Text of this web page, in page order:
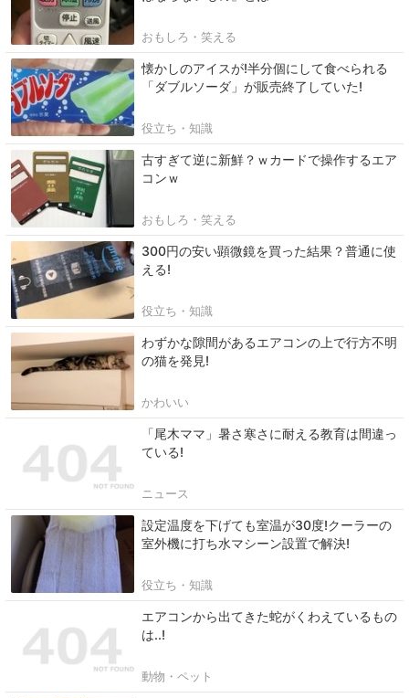
おもしろ・笑える
懐かしのアイスが!半分個にして食べられる
「ダブルソーダ」が販売終了していた!
役立ち・知識
古すぎて逆に新鮮？ｗカードで操作するエア
コンｗ
おもしろ・笑える
300円の安い顕微鏡を買った結果？普通に使
える!
役立ち・知識
わずかな隙間があるエアコンの上で行方不明
の猫を発見!
かわいい
「尾木ママ」暑さ寒さに耐える教育は間違っ
ている!
ニュース
設定温度を下げても室温が30度!クーラーの
室外機に打ち水マシーン設置で解決!
役立ち・知識
エアコンから出てきた蛇がくわえているもの
は..!
動物・ペット